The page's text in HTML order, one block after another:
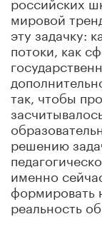
мировой
эту задачку:
потоки, как
так, чтобы
решению
именно
формировать
реальность